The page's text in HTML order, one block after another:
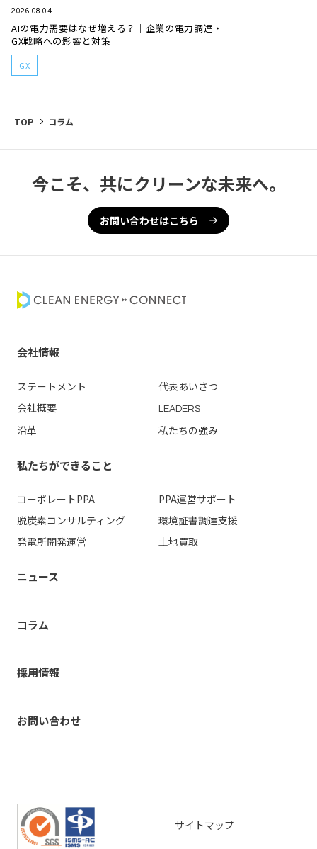
2026.08.04
AIの電力需要はなぜ増える？｜企業の電力調達・
GX戦略への影響と対策
GX
TOP コラム
今こそ、共にクリーンな未来へ。
お問い合わせはこちら
会社情報
ステートメント
代表あいさつ
会社概要
LEADERS
沿革 私たちの強み
私たちができること
コーポレートPPA PPA運営サポート
脱炭素コンサルティング
環境証書調達支援
発電所開発運営
土地買取
ニュース
コラム
採用情報
お問い合わせ
サイトマップ